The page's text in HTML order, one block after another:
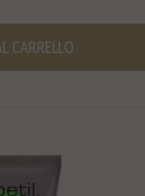
CARRELLO